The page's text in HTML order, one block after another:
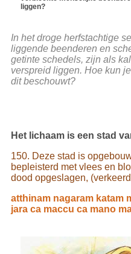
liggen?
In het droge herfstachtige
liggende beenderen en
getinte schedels, zijn als
verspreid liggen. Hoe kun
dit beschouwt?
Het lichaam is een stad
150. Deze stad is
bepleisterd met vlees en
dood opgeslagen,
atthinam nagaram katam
jara ca maccu ca mano